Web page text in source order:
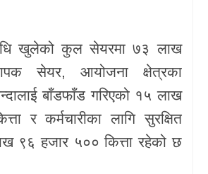
खुलेको कुल सेयरमा ७३ लाख
सेयर, आयोजना क्षेत्रका
बाँडफाँड गरिएको १५ लाख
र कर्मचारीका लागि सुरक्षित
९६ हजार ५०० कित्ता रहेको छ